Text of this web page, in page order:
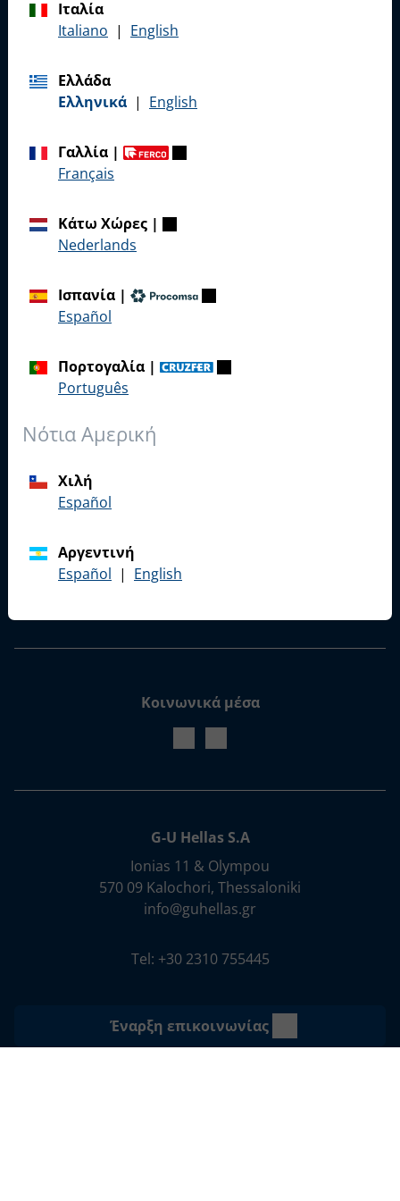
Επικοινωνήστε μαζί μας
Τηλεφωνήστε μας
Ιταλία
Italiano | English
Ελλάδα
Ελληνικά | English
Γαλλία |
Français
Κάτω Χώρες |
Nederlands
Ισπανία |
Español
Πορτογαλία |
Português
Νότια Αμερική
Χιλή
Español
Αργεντινή
Español | English
Κοινωνικά μέσα
G-U Hellas S.A
Ionias 11 & Olympou
570 09 Kalochori, Thessaloniki
info@guhellas.gr
Tel: +30 2310 755445
Έναρξη επικοινωνίας